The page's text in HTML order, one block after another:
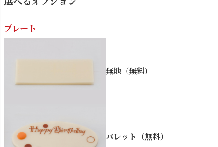
プレート
無地（無料）
パレット（無料）